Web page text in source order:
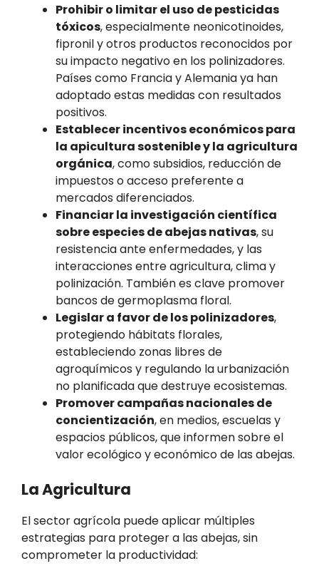
Prohibir o limitar el uso de pesticidas
tóxicos, especialmente neonicotinoides,
fipronil y otros productos reconocidos por
su impacto negativo en los polinizadores.
Países como Francia y Alemania ya han
adoptado estas medidas con resultados
positivos.
Establecer incentivos económicos para
la apicultura sostenible y la agricultura
orgánica, como subsidios, reducción de
impuestos o acceso preferente a
mercados diferenciados.
Financiar la investigación científica
sobre especies de abejas nativas, su
resistencia ante enfermedades, y las
interacciones entre agricultura, clima y
polinización. También es clave promover
bancos de germoplasma floral.
Legislar a favor de los polinizadores,
protegiendo hábitats florales,
estableciendo zonas libres de
agroquímicos y regulando la urbanización
no planificada que destruye ecosistemas.
Promover campañas nacionales de
concientización, en medios, escuelas y
espacios públicos, que informen sobre el
valor ecológico y económico de las abejas.
La Agricultura
El sector agrícola puede aplicar múltiples
estrategias para proteger a las abejas, sin
comprometer la productividad: